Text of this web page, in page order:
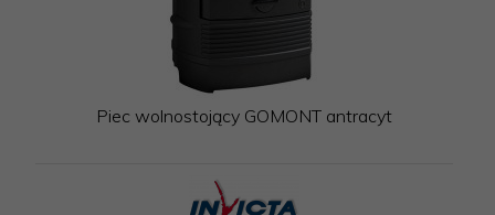
Piec wolnostojący GOMONT antracyt